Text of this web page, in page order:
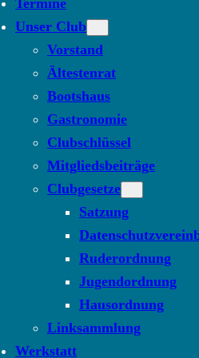
Unser Club
Vorstand
Ältestenrat
Bootshaus
Gastronomie
Clubschlüssel
Mitgliedsbeiträge
Clubgesetze
Satzung
Ruderordnung
Jugendordnung
Hausordnung
Linksammlung
Werkstatt